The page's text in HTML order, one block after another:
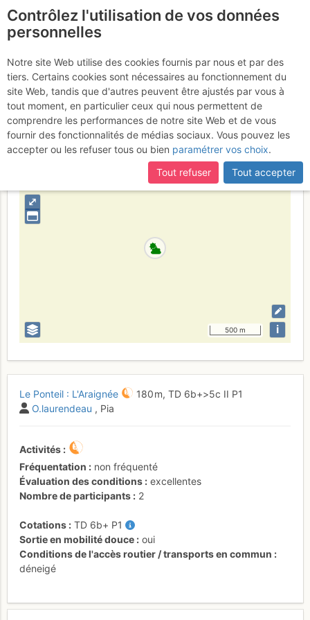
Le Ponteil : L'Araignée
Mercredi 19 avril 2017
France Hautes-Alpes Écrins
⤢
500 m i
Le Ponteil : L'Araignée 180 m, TD 6b+>5c II P1
O.laurendeau , Pia
Activités
Fréquentation
non fréquenté
Évaluation des conditions
excellentes
Nombre de participants
2
Cotations TD 6b+ P1
Sortie en mobilité douce
oui
Conditions de l'accès routier / transports en commun
déneigé
Contrôlez l'utilisation de vos données
personnelles
Notre site Web utilise des cookies fournis par nous et par des
tiers. Certains cookies sont nécessaires au fonctionnement du
site Web, tandis que d'autres peuvent être ajustés par vous à
tout moment, en particulier ceux qui nous permettent de
comprendre les performances de notre site Web et de vous
fournir des fonctionnalités de médias sociaux. Vous pouvez les
accepter ou les refuser tous ou bien paramétrer vos choix.
Tout refuser
Tout accepter